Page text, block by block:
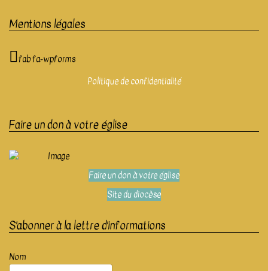
Mentions légales
fab fa-wpforms
Politique de confidentialité
Faire un don à votre église
Faire un don à votre église
Site du diocèse
S'abonner à la lettre d'informations
Nom